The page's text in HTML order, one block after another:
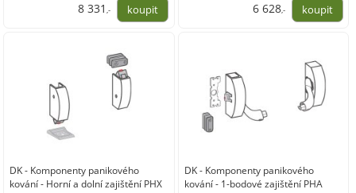
8 331,- 6 628,-
DK - Komponenty panikového
kování - Horní a dolní zajištění PHX
DK - Komponenty panikového
kování - 1-bodové zajištění PHA